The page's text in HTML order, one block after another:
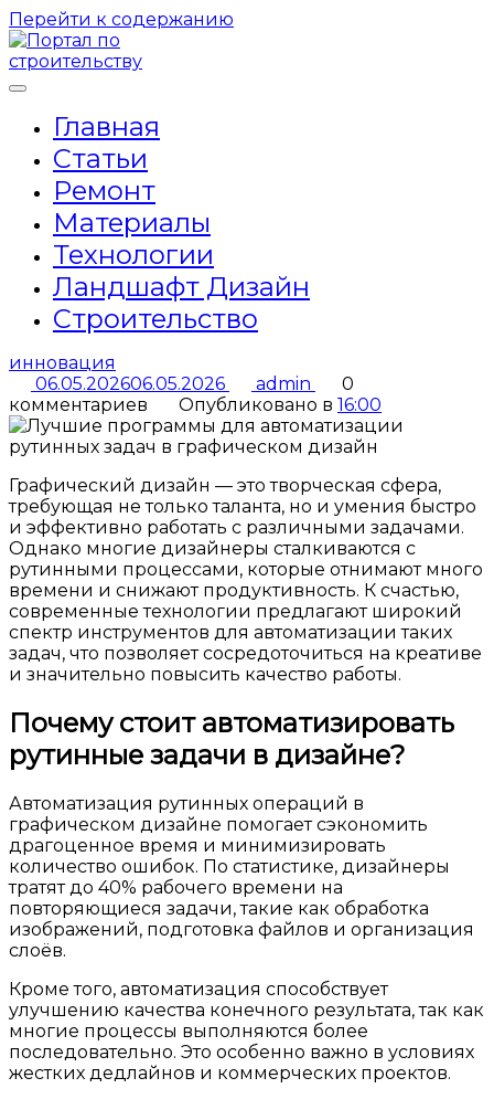
Перейти к содержанию
Главная
Статьи
Ремонт
Материалы
Технологии
Ландшафт Дизайн
Строительство
инновация
06.05.202606.05.2026 admin
0
комментариев
Опубликовано в 16:00
Графический дизайн — это творческая сфера,
требующая не только таланта, но и умения быстро
и эффективно работать с различными задачами.
Однако многие дизайнеры сталкиваются с
рутинными процессами, которые отнимают много
времени и снижают продуктивность. К счастью,
современные технологии предлагают широкий
спектр инструментов для автоматизации таких
задач, что позволяет сосредоточиться на креативе
и значительно повысить качество работы.
Почему стоит автоматизировать
рутинные задачи в дизайне?
Автоматизация рутинных операций в
графическом дизайне помогает сэкономить
драгоценное время и минимизировать
количество ошибок. По статистике, дизайнеры
тратят до 40% рабочего времени на
повторяющиеся задачи, такие как обработка
изображений, подготовка файлов и организация
слоёв.
Кроме того, автоматизация способствует
улучшению качества конечного результата, так как
многие процессы выполняются более
последовательно. Это особенно важно в условиях
жестких дедлайнов и коммерческих проектов.